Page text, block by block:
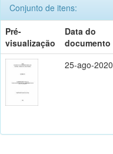
Conjunto de itens:
Pré-
visualização
Data do
documento
25-ago-2020